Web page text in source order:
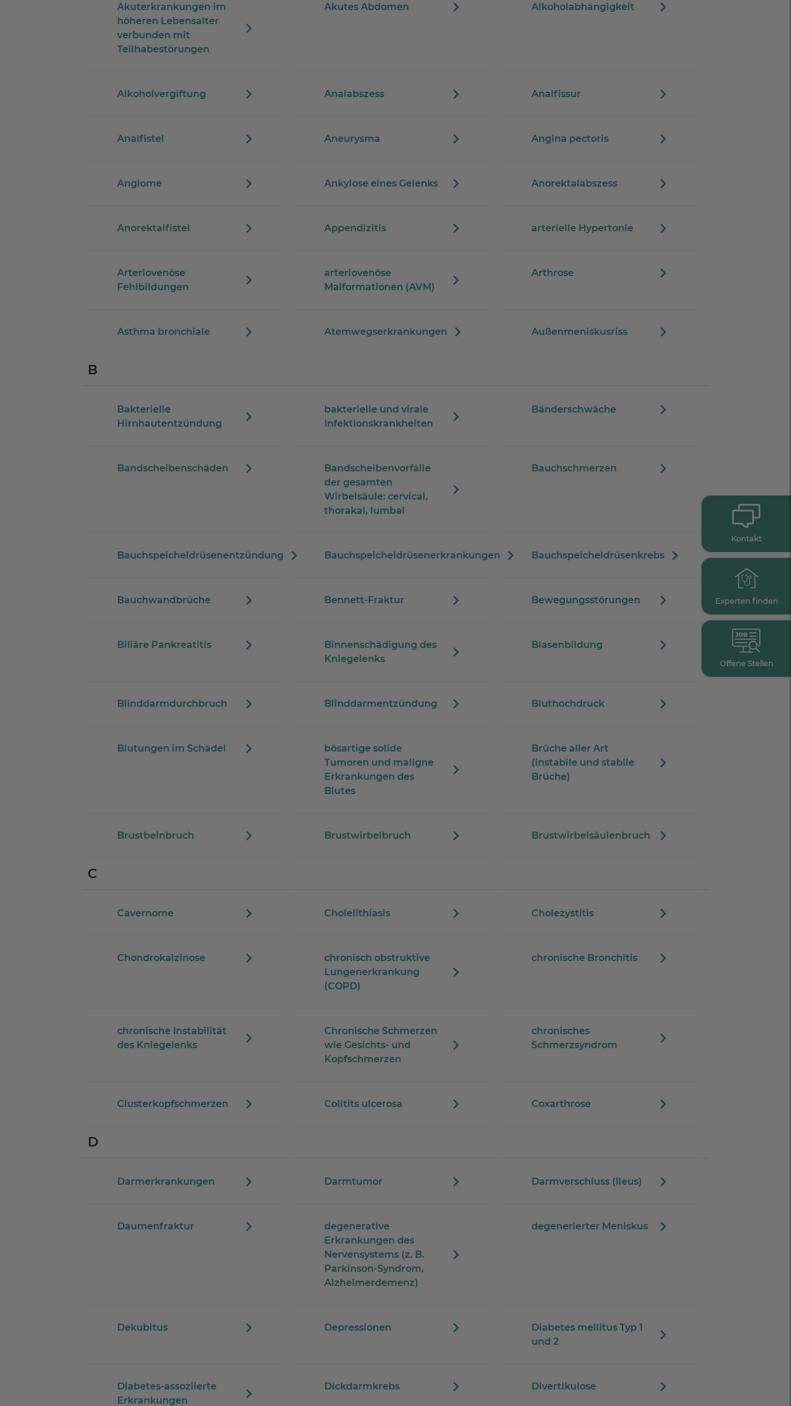
Akuterkrankungen im
höheren Lebensalter
verbunden mit
Teilhabestörungen
Akutes Abdomen Alkoholabhängigkeit
Alkoholvergiftung Analabszess Analfissur
Analfistel Aneurysma Angina pectoris
Angiome Ankylose eines Gelenks Anorektalabszess
Anorektalfistel Appendizitis arterielle Hypertonie
Arteriovenöse
Fehlbildungen
arteriovenöse
Malformationen (AVM)
Arthrose
Asthma bronchiale Atemwegserkrankungen Außenmeniskusriss
B
Bakterielle
Hirnhautentzündung
bakterielle und virale
Infektionskrankheiten
Bänderschwäche
Bandscheibenschäden
Bandscheibenvorfälle
der gesamten
Wirbelsäule: cervical,
thorakal, lumbal
Bauchschmerzen
Bauchspeicheldrüsenentzündung Bauchspeicheldrüsenerkrankungen Bauchspeicheldrüsenkrebs
Bauchwandbrüche Bennett-Fraktur Bewegungsstörungen
Biliäre Pankreatitis
Binnenschädigung des
Kniegelenks
Blasenbildung
Blinddarmdurchbruch Blinddarmentzündung Bluthochdruck
Blutungen im Schädel
bösartige solide
Tumoren und maligne
Erkrankungen des
Blutes
Brüche aller Art
(instabile und stabile
Brüche)
Brustbeinbruch Brustwirbelbruch Brustwirbelsäulenbruch
C
Cavernome Cholelithiasis Cholezystitis
Chondrokalzinose
chronisch obstruktive
Lungenerkrankung
(COPD)
chronische Bronchitis
chronische Instabilität
des Kniegelenks
Chronische Schmerzen
wie Gesichts- und
Kopfschmerzen
chronisches
Schmerzsyndrom
Clusterkopfschmerzen Colitits ulcerosa Coxarthrose
D
Darmerkrankungen Darmtumor Darmverschluss (Ileus)
Daumenfraktur
degenerative
Erkrankungen des
Nervensystems (z. B.
Parkinson-Syndrom,
Alzheimerdemenz)
degenerierter Meniskus
Dekubitus Depressionen
Diabetes mellitus Typ 1
und 2
Diabetes-assoziierte
Erkrankungen
Dickdarmkrebs Divertikulose
Kontakt
Experten finden
Offene Stellen